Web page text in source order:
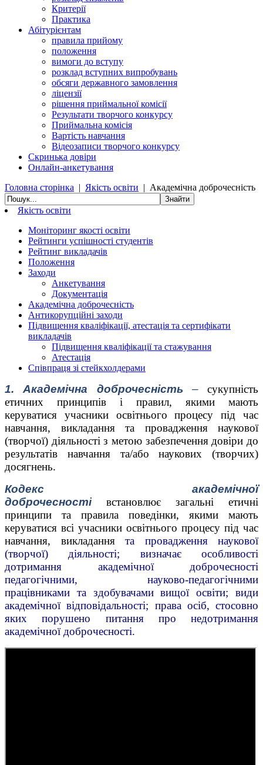
Критерії
Практика
Абітурієнтам
правила прийому
положення
вимоги до вступу
розклад вступних випробувань
обсяги державного замовлення
ліцензії
рішення приймальної комісії
Результати творчого конкурсу
Приймальна комісія
Вартість навчання
Відеозаписи творчого конкурсу
Скринька довіри
Онлайн-анкетування
Головна сторінка | Якість освіти | Академічна доброчесність
Якість освіти
Моніторинг якості освіти
Рейтинги успішності студентів
Рейтинг викладачів
Положення
Заходи
Анкетування
Документація
Академічна доброчесність
Антикорупційні заходи
Підвищення кваліфікації, атестація та сертифікати
викладачів
Підвищення кваліфікації та стажування
Атестація
Співпраця зі стейкхолдерами
1. Академічна доброчесність– сукупність
етичних принципів і правил, якими мають
керуватися учасники освітнього процесу під час
навчання, викладання та провадження наукової
(творчої) діяльності з метою забезпечення довіри до
результатів навчання та/або наукових (творчих)
досягнень.
Кодекс академічної
доброчесності встановлює загальні етичні
принципи та правила поведінки, якими мають
керуватися всі учасники освітнього процесу під час
навчання, викладання та провадження наукової
(творчої) діяльності; визначає особливості
дотримання академічної доброчесності
педагогічними, науково-педагогічними
працівниками та здобувачами вищої освіти; види
академічної відповідальності; права осіб, стосовно
яких порушено питання про недотримання
академічної доброчесності.